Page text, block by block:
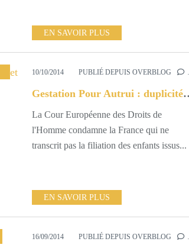
EN SAVOIR PLUS
10/10/2014 PUBLIÉ DEPUIS OVERBLOG
Gestation Pour
La Cour Européenne des Droits de
l'Homme condamne la France qui ne
transcrit pas la filiation des enfants issus...
EN SAVOIR PLUS
16/09/2014 PUBLIÉ DEPUIS OVERBLOG